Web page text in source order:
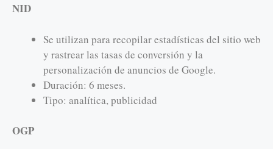
NID
Se utilizan para recopilar estadísticas del sitio web
y rastrear las tasas de conversión y la
personalización de anuncios de Google.
Duración: 6 meses.
Tipo: analítica, publicidad
OGP